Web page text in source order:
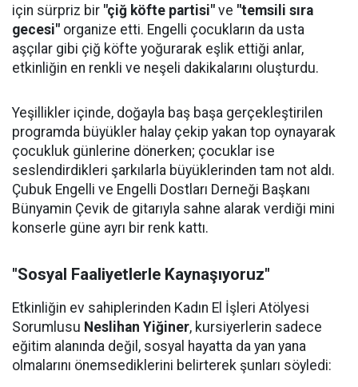
için sürpriz bir "çiğ köfte partisi" ve "temsili sıra
gecesi" organize etti. Engelli çocukların da usta
aşçılar gibi çiğ köfte yoğurarak eşlik ettiği anlar,
etkinliğin en renkli ve neşeli dakikalarını oluşturdu.
Yeşillikler içinde, doğayla baş başa gerçekleştirilen
programda büyükler halay çekip yakan top oynayarak
çocukluk günlerine dönerken; çocuklar ise
seslendirdikleri şarkılarla büyüklerinden tam not aldı.
Çubuk Engelli ve Engelli Dostları Derneği Başkanı
Bünyamin Çevik de gitarıyla sahne alarak verdiği mini
konserle güne ayrı bir renk kattı.
"Sosyal Faaliyetlerle Kaynaşıyoruz"
Etkinliğin ev sahiplerinden Kadın El İşleri Atölyesi
Sorumlusu Neslihan Yiğiner, kursiyerlerin sadece
eğitim alanında değil, sosyal hayatta da yan yana
olmalarını önemsediklerini belirterek şunları söyledi: